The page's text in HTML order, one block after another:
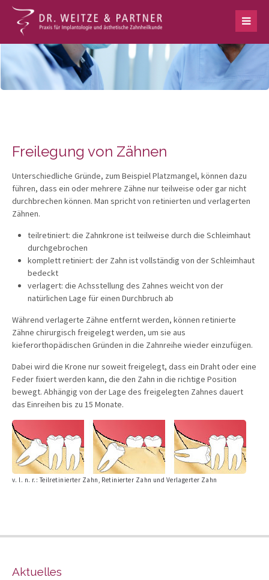
Freilegung von Zähnen
Unterschiedliche Gründe, zum Beispiel Platzmangel, können dazu
führen, dass ein oder mehrere Zähne nur teilweise oder gar nicht
durchbrechen können. Man spricht von retinierten und verlagerten
Zähnen.
teilretiniert: die Zahnkrone ist teilweise durch die Schleimhaut
durchgebrochen
komplett retiniert: der Zahn ist vollständig von der Schleimhaut
bedeckt
verlagert: die Achsstellung des Zahnes weicht von der
natürlichen Lage für einen Durchbruch ab
Während verlagerte Zähne entfernt werden, können retinierte
Zähne chirurgisch freigelegt werden, um sie aus
kieferorthopädischen Gründen in die Zahnreihe wieder einzufügen.
Dabei wird die Krone nur soweit freigelegt, dass ein Draht oder eine
Feder fixiert werden kann, die den Zahn in die richtige Position
bewegt. Abhängig von der Lage des freigelegten Zahnes dauert
das Einreihen bis zu 15 Monate.
v. l. n. r.: Teilretinierter Zahn, Retinierter Zahn und Verlagerter Zahn
Aktuelles